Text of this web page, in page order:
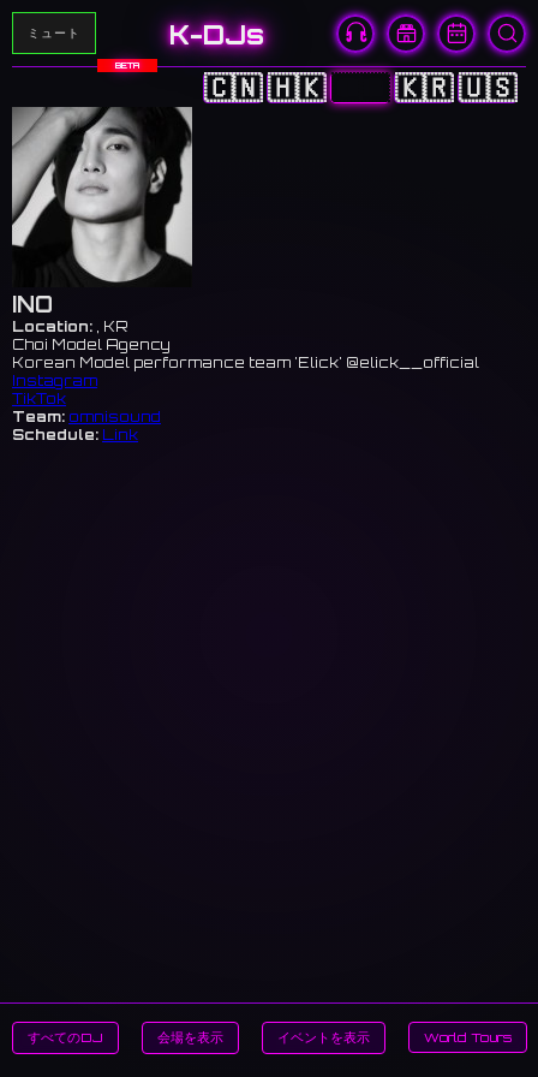
ミュート K-DJs
BETA
🇨🇳🇭🇰🇯🇵 🇰🇷🇺🇸
INO
Location: , KR
Choi Model Agency
Korean Model performance team 'Elick' @elick__official
Instagram
TikTok
Team: omnisound
Schedule: Link
すべてのDJ 会場を表示 イベントを表示 World Tours